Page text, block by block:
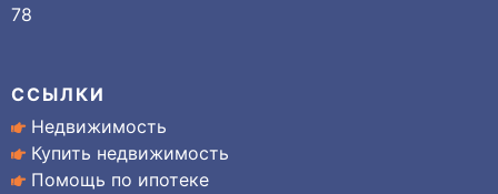
78
ССЫЛКИ
Недвижимость
Купить недвижимость
Помощь по ипотеке